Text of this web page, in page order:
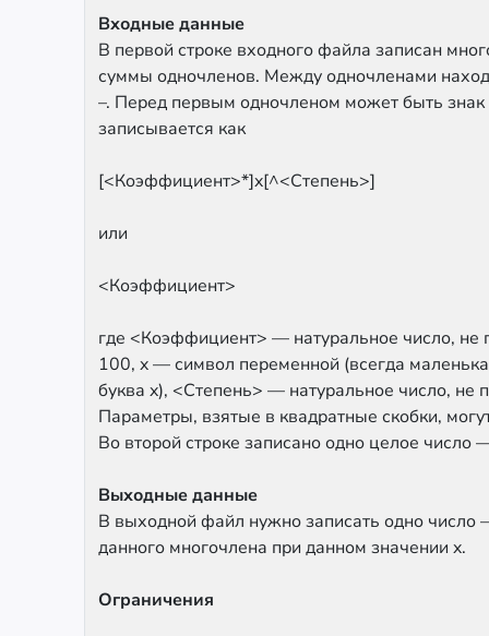
Входные данные
В первой строке входного файла записан
суммы одночленов. Между одночленами
–. Перед первым одночленом может быть знак
записывается как
[<Коэффициент>*]x[^<Степень>]
или
<Коэффициент>
где <Коэффициент> — натуральное число, не
100, x — символ переменной (всегда
буква x), <Степень> — натуральное число, не
Параметры, взятые в квадратные скобки,
Во второй строке записано одно целое число
Выходные данные
В выходной файл нужно записать одно число
данного многочлена при данном значении x.
Ограничения